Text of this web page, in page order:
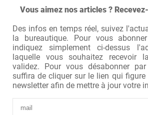
Vous aimez nos articles ?
Des infos en temps réel, suivez
la bureautique. Pour vous
indiquez simplement ci-dessus
laquelle vous souhaitez recevoir
validez. Pour vous désabonner
suffira de cliquer sur le lien qui figure
newsletter afin de mettre à jour votre